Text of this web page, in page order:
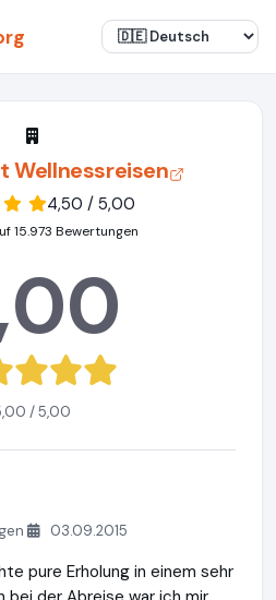
4,50 / 5,00
15.973 Bewertungen
/ 5,00
03.09.2015
pure Erholung in einem sehr